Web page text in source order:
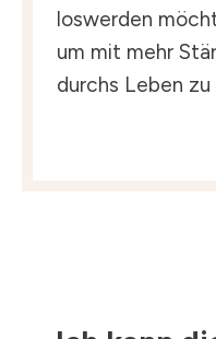
loswerden
um mit mehr
durchs Leben zu